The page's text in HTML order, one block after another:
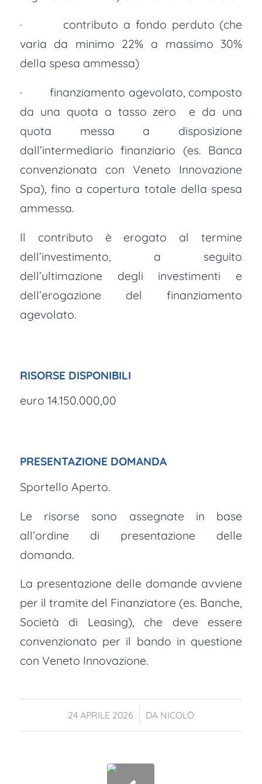
· contributo a fondo perduto (che
varia da minimo 22% a massimo 30%
della spesa ammessa)
· finanziamento agevolato, composto
da una quota a tasso zero e da una
quota messa a disposizione
dall’intermediario finanziario (es. Banca
convenzionata con Veneto Innovazione
Spa), fino a copertura totale della spesa
ammessa.
Il contributo è erogato al termine
dell’investimento, a seguito
dell’ultimazione degli investimenti e
dell’erogazione del finanziamento
agevolato.
RISORSE DISPONIBILI
euro 14.150.000,00
PRESENTAZIONE DOMANDA
Sportello Aperto.
Le risorse sono assegnate in base
all’ordine di presentazione delle
domanda.
La presentazione delle domande avviene
per il tramite del Finanziatore (es. Banche,
Società di Leasing), che deve essere
convenzionato per il bando in questione
con Veneto Innovazione.
24 APRILE 2026
/ DA NICOLÒ